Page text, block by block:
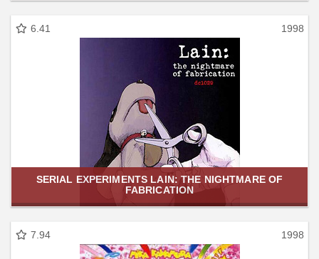
6.41 1998
SERIAL EXPERIMENTS LAIN: THE NIGHTMARE OF
FABRICATION
7.94 1998